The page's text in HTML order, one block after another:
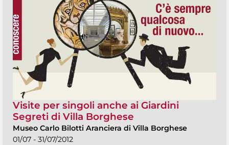
Visite per singoli anche ai Giardini
Segreti di Villa Borghese
Museo Carlo Bilotti Aranciera di Villa Borghese
01/07 - 31/07/2012